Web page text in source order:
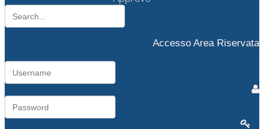
Accesso Area Riservata